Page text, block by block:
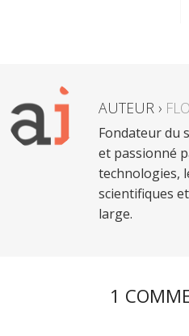
AUTEUR ›
Fondateur du
et passionné
technologies,
scientifiques
large.
1